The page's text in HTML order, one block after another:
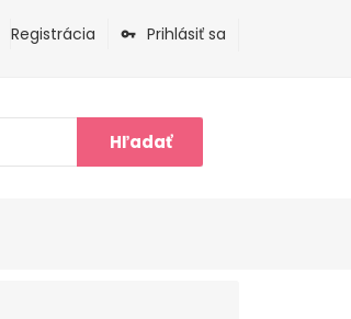
Registrácia Prihlásiť sa
Hľadať